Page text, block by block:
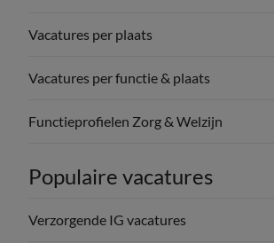
Vacatures per plaats
Vacatures per functie & plaats
Functieprofielen Zorg & Welzijn
Populaire vacatures
Verzorgende IG vacatures